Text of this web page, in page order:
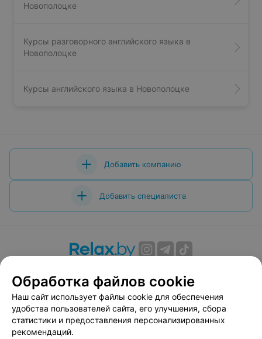
Новополоцке
Курсы разговорного английского языка в
Новополоцке
Курсы английского языка в Новополоцке
Добавить компанию
Добавить специалиста
Вакансии
Публичный договор
Способы оплаты
Публичный договор по использованию сервиса
«Афиша»
Пользовательское соглашение
Обработка файлов cookie
Наш сайт использует файлы cookie для обеспечения
удобства пользователей сайта, его улучшения, сбора
статистики и предоставления персонализированных
рекомендаций.